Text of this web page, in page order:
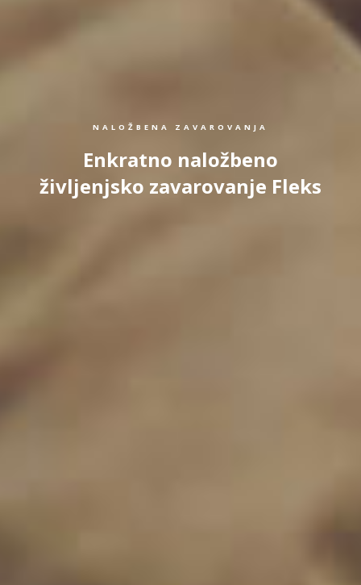
NALOŽBENA ZAVAROVANJA
Enkratno naložbeno
življenjsko zavarovanje Fleks